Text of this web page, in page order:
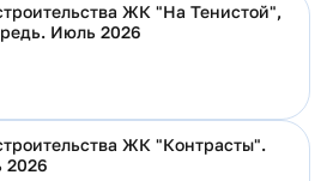
ЖК "На Тенистой",
Июль 2026
ЖК "Контрасты".
2026